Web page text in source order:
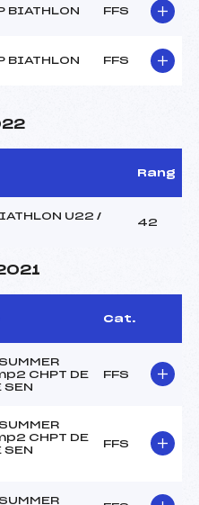
BIATHLON FFS
BIATHLON FFS
Rang
U22 /
42
Cat.
CHPT DE
SEN
FFS
CHPT DE
SEN
FFS